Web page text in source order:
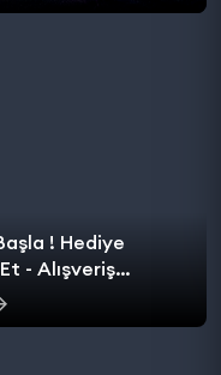
! Hediye
- Alışverişe